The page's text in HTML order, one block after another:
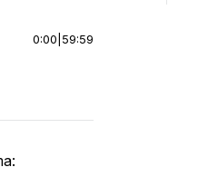
0:00 59:59